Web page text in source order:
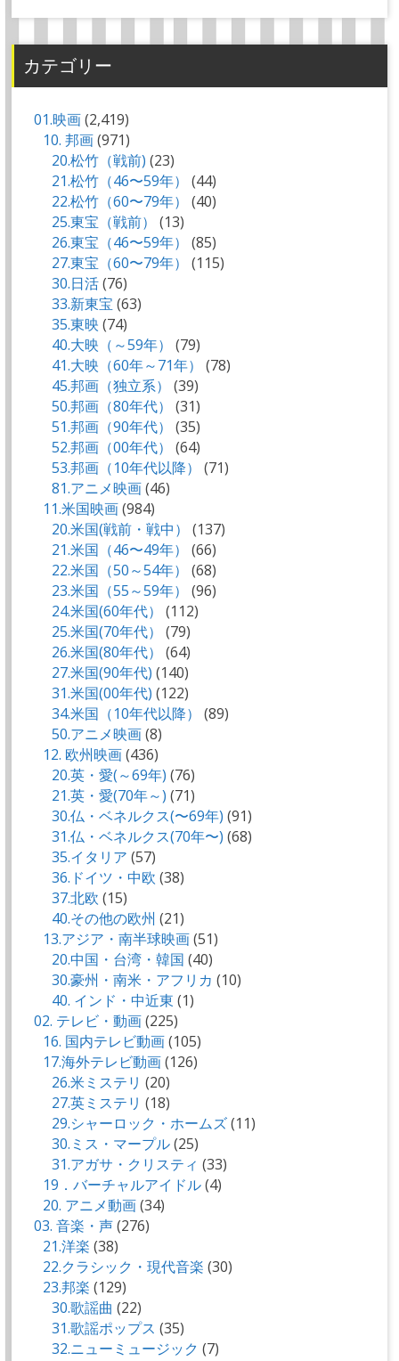
カテゴリー
01.映画(2,419)
10. 邦画(971)
20.松竹（戦前) (23)
21.松竹（46〜59年）
(44)
22.松竹（60〜79年）
(40)
25.東宝（戦前）
(13)
26.東宝（46〜59年）
(85)
27.東宝（60〜79年）
(115)
30.日活(76)
33.新東宝 (63)
35.東映 (74)
40.大映（～59年）
(79)
41.大映（60年～71年）
(78)
45.邦画（独立系）
(39)
50.邦画（80年代）
(31)
51.邦画（90年代）
(35)
52.邦画（00年代）
(64)
53.邦画（10年代以降）
(71)
81.アニメ映画(46)
11.米国映画(984)
20.米国(戦前・戦中）
(137)
21.米国（46〜49年）
(66)
22.米国（50～54年）
(68)
23.米国（55～59年）
(96)
24.米国(60年代）
(112)
25.米国(70年代）
(79)
26.米国(80年代）
(64)
27.米国(90年代) (140)
31.米国(00年代) (122)
34.米国（10年代以降）
(89)
50.アニメ映画(8)
12. 欧州映画(436)
20.英・愛(～69年) (76)
21.英・愛(70年～) (71)
30.仏・ベネルクス(〜69年) (91)
31.仏・ベネルクス(70年〜) (68)
35.イタリア (57)
36.ドイツ・中欧 (38)
37.北欧 (15)
40.その他の欧州 (21)
13.アジア・南半球映画(51)
20.中国・台湾・韓国 (40)
30.豪州・南米・アフリカ (10)
40. インド・中近東 (1)
02. テレビ・動画(225)
16. 国内テレビ動画(105)
17.海外テレビ動画(126)
26.米ミステリ (20)
27.英ミステリ (18)
29.シャーロック・ホームズ(11)
30.ミス・マープル(25)
31.アガサ・クリスティ (33)
19．バーチャルアイドル(4)
20. アニメ動画(34)
03. 音楽・声(276)
21.洋楽 (38)
22.クラシック・現代音楽 (30)
23.邦楽 (129)
30.歌謡曲 (22)
31.歌謡ポップス (35)
32.ニューミュージック (7)